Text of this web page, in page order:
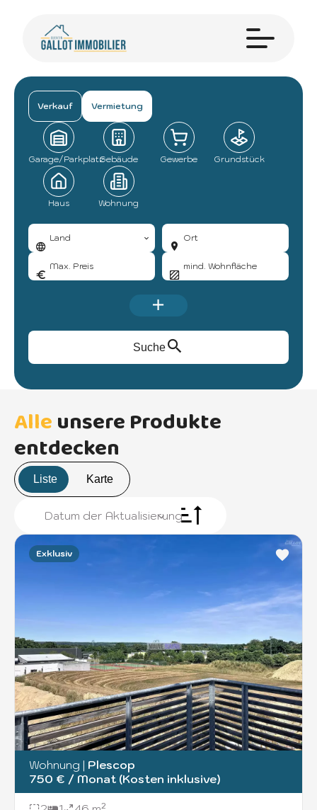
Verkauf Vermietung
Garage/ParkplatzGebäude Gewerbe Grundstück
Haus Wohnung
Land Ort
Suche
Alleunsere Produkte
entdecken
Liste Karte
Datum der Aktualisierung
Exklusiv
Wohnung | Plescop
750 € / Monat (Kosten inklusive)